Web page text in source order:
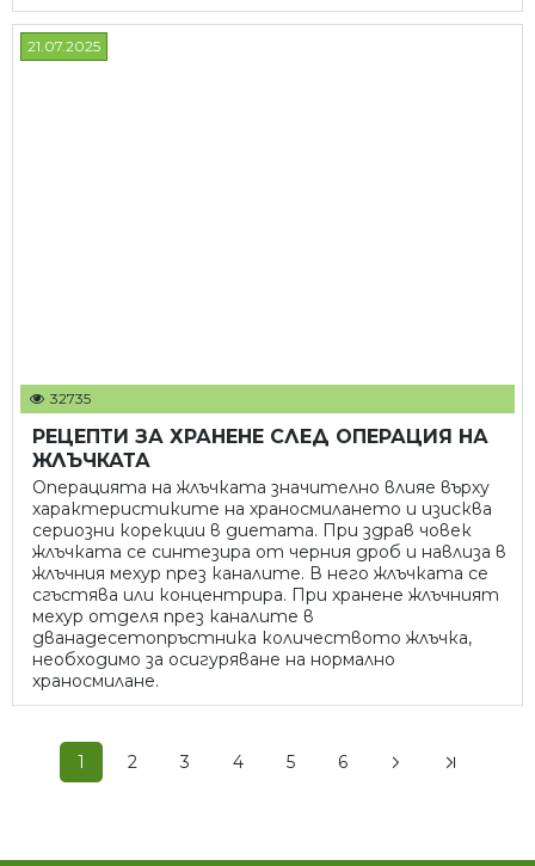
21.07.2025
32735
РЕЦЕПТИ ЗА ХРАНЕНЕ СЛЕД ОПЕРАЦИЯ НА
ЖЛЪЧКАТА
Операцията на жлъчката значително влияе върху
характеристиките на храносмилането и изисква
сериозни корекции в диетата. При здрав човек
жлъчката се синтезира от черния дроб и навлиза в
жлъчния мехур през каналите. В него жлъчката се
сгъстява или концентрира. При хранене жлъчният
мехур отделя през каналите в
дванадесетопръстника количеството жлъчка,
необходимо за осигуряване на нормално
храносмилане.
1 2 3 4 5 6